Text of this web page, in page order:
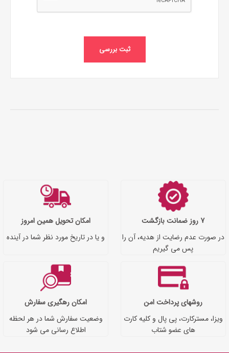
ثبت بررسی
7 روز ضمانت بازگشت
در صورت عدم رضایت از هدیه، آن را
پس می گیریم
امکان تحویل همین امروز
و یا در تاریخ مورد نظر شما در آینده
روشهای پرداخت امن
ویزا، مسترکارت، پی پال و کلیه کارت
های عضو شتاب
امکان رهگیری سفارش
وضعیت سفارش شما در هر لحظه
اطلاع رسانی می شود